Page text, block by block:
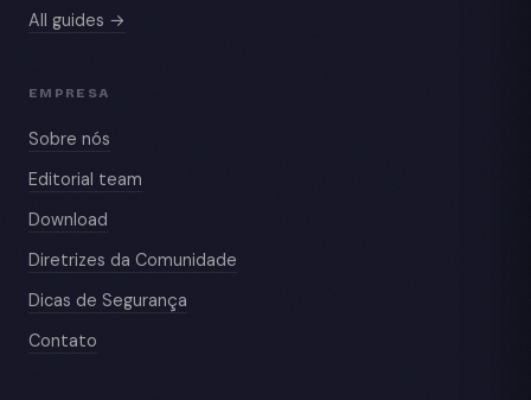
All guides →
EMPRESA
Sobre nós
Editorial team
Download
Diretrizes da Comunidade
Dicas de Segurança
Contato